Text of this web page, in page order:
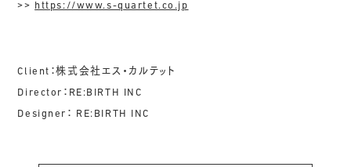
>> https://www.s-quartet.co.jp
Client：株式会社エス・カルテット
Director：RE:BIRTH INC
Designer： RE:BIRTH INC